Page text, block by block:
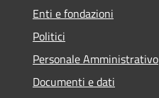
Enti e fondazioni
Politici
Personale Amministrativo
Documenti e dati